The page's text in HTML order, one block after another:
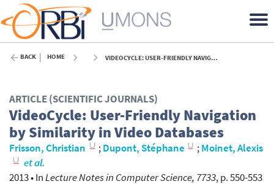
BACK HOME VIDEOCYCLE: USER-FRIENDLY NAVIGATION BY SIMILARITY IN VIDEO DATABASES - 2013
ARTICLE (SCIENTIFIC JOURNALS)
VideoCycle: User-Friendly Navigation
by Similarity in Video Databases
Frisson, Christian ;Dupont, Stéphane ;Moinet, Alexis
et al.
2013•InLecture Notes in Computer Science, 7733, p. 550-553